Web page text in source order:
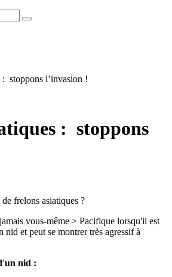
: stoppons l’invasion !
: stoppons
frelons asiatiques ?
vous-même > Pacifique lorsqu'il est
nid et peut se montrer très agressif à
nid :